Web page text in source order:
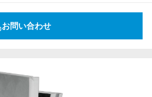
お問い合わせ